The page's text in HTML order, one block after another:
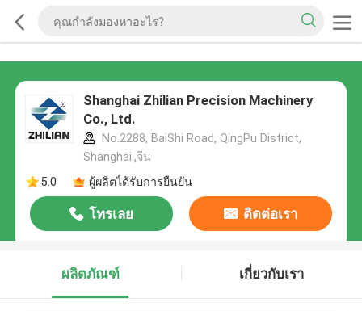
Shanghai Zhilian Precision Machinery
Co., Ltd.
No.2288, BaiShi Road, QingPu District,
Shanghai.,จีน
5.0
ผู้ผลิตได้รับการยืนยัน
โทรเลย ติดต่อเรา
ผลิตภัณฑ์ เกี่ยวกับเรา